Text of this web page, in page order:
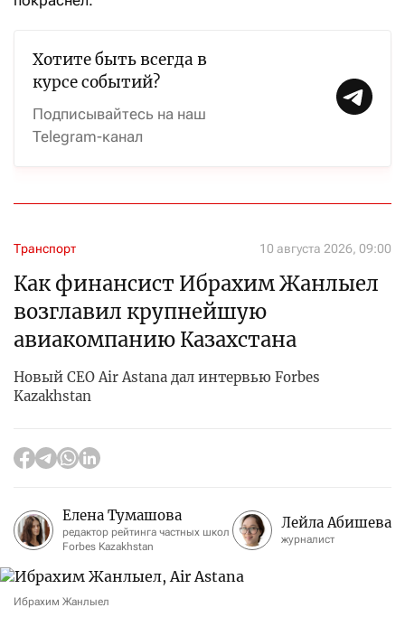
Хотите быть всегда в
курсе событий?
Подписывайтесь на наш
Telegram-канал
Транспорт 10 августа 2026, 09:00
Как финансист Ибрахим Жанлыел
возглавил крупнейшую
авиакомпанию Казахстана
Новый CEO Air Astana дал интервью Forbes
Kazakhstan
Елена Тумашова
редактор рейтинга частных школ
Forbes Kazakhstan
Лейла Абишева
журналист
Ибрахим Жанлыел